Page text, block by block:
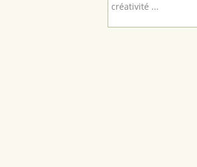
créativité ...